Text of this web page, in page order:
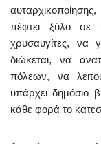
πέφτει ξύλο σε
χρυσαυγίτες, να
διώκεται, να
πόλεων, να
υπάρχει δημόσιο
κάθε φορά το